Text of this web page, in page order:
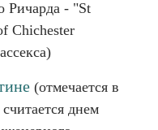
Ричарда - "St
Chichester
(отмечается в
днем